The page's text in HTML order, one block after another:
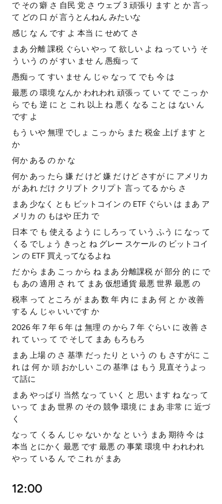
で その 癖 さ 自民 党 さ ウェブ 3 頑張り ます と か 言っ
て どの 口 が 言うとんねん みたいな
感じ な ん です よ 本当 に せめて さ
まあ 分離 課税 ぐらい やっ て 欲しい よ ね って いう そ
う いう の が すい ませ ん 愚痴っ て
愚痴っ て すい ませ ん じゃ なっ て でも 今 は
最悪 の 環境 なんか われわれ 頑張っ て い て で こっ か
ら でも 逆 に と これ 以上 ね 悪く なる こと は ない ん
です よ
もう いや 無理 でしょ こっ から また 税金 上げ ます と
か
何か ある の か な
何か あっ たら 嫌 だ けど 嫌 だ けど さすが に アメリカ
が あれ だけ クリプト クリプト 言っ てる から さ
まあ 少なく とも ビットコイン の ETF ぐらい は まあ ア
メリカ の もはや 圧力 で
日本 で も 使える よう に しろっ て いう ふう に なっ て
くる でしょう きっと ね グレー スケール の ビットコイ
ン の ETF 買えってなるよね
だ から まあ こっ から ね まあ 分離課税 が 部分 的 に で
も あの 適用 さ れ て まあ 仮想通貨 最悪 世界 最悪 の
税率 って ところ が まあ 数 年 内 に まあ 何 と か 改善
する ん じゃ いいです か
2026 年 7 年 6 年 は 無理 の から 7 年 ぐらい に 改善 さ
れ て いっ て で そして まあ もろもろ
まあ 上場 の さ 基準 だっ たり と いう の も さすがに こ
れ は 何 か 頭 おかしい この 基準 は もう 見直そうよっ
て話に
まあ やっぱり 当然 なっ て いく と 思い ます ね なっ て
いっ て まあ 世界 の その 競争 環境 に まあ 非常 に 近づ
く
なっ て くる ん じゃ ない か な と いう まあ 期待 今 は
本当 とにかく 最悪 です 最悪 の 事業 環境 中 われわれ
やっ て いる ん で これ が まあ
12:00